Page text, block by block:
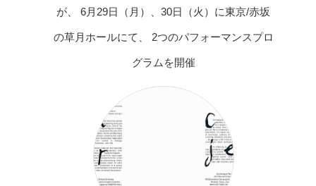
が、 6月29日（月）、30日（火）に東京/赤坂
の草月ホールにて、 2つのパフォーマンスプロ
グラムを開催